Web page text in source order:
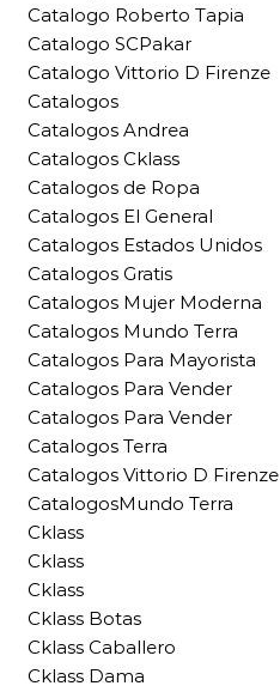
Catalogo Roberto Tapia
Catalogo SCPakar
Catalogo Vittorio D Firenze
Catalogos
Catalogos Andrea
Catalogos Cklass
Catalogos de Ropa
Catalogos El General
Catalogos Estados Unidos
Catalogos Gratis
Catalogos Mujer Moderna
Catalogos Mundo Terra
Catalogos Para Mayorista
Catalogos Para Vender
Catalogos Para Vender
Catalogos Terra
Catalogos Vittorio D Firenze
CatalogosMundo Terra
Cklass
Cklass
Cklass
Cklass Botas
Cklass Caballero
Cklass Dama